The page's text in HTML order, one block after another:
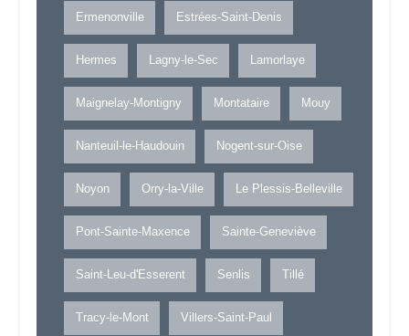
Ermenonville Estrées-Saint-Denis
Hermes Lagny-le-Sec Lamorlaye
Maignelay-Montigny Montataire Mouy
Nanteuil-le-Haudouin Nogent-sur-Oise
Noyon Orry-la-Ville Le Plessis-Belleville
Pont-Sainte-Maxence Sainte-Geneviève
Saint-Leu-d'Esserent Senlis Tillé
Tracy-le-Mont Villers-Saint-Paul